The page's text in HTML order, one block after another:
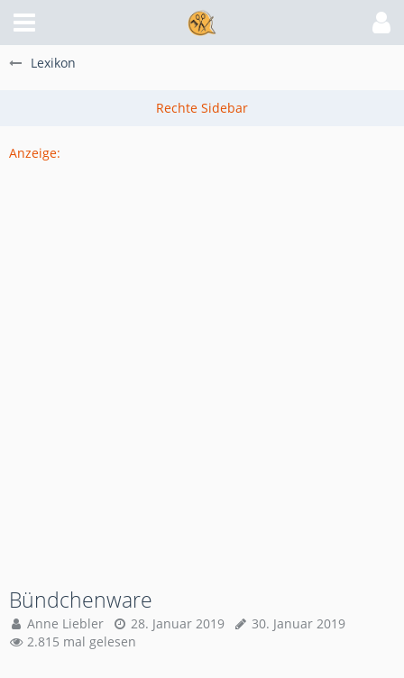
Lexikon
Anzeige:
Bündchenware
Anne Liebler 28. Januar 2019
30. Januar 2019
2.815 mal gelesen